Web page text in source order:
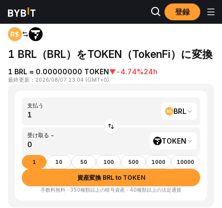
登録
ホーム BRL to TOKEN
1 BRL（BRL）をTOKEN（TokenFi）に変換
1 BRL ≈ 0.00000000 TOKEN▼-4.74%24h
最終更新 ： 2026/08/07 13:04 (GMT+0)
支払う
BRL
受け取る ~
TOKEN
1 10 50 100 500 1000 10000
資産変換 BRL to TOKEN
手数料無料・350種類以上の暗号資産・40種類以上の法定通貨